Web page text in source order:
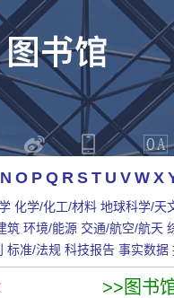
N O P Q R S T U V W X
化学/化工/材料 地球科学/天
筑 环境/能源 交通/航空/航天
标准/法规 科技报告 事实数据
>>图书